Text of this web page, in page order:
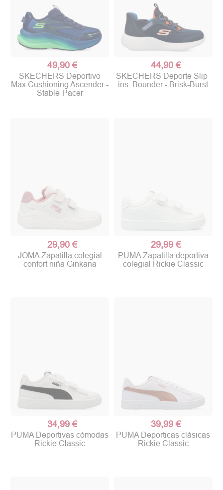
49,90 €
SKECHERS Deportivo
Max Cushioning Ascender -
Stable-Pacer
44,90 €
SKECHERS Deporte Slip-
ins: Bounder - Brisk-Burst
29,90 €
JOMA Zapatilla colegial
confort niña Ginkana
29,99 €
PUMA Zapatilla deportiva
colegial Rickie Classic
34,99 €
PUMA Deportivas cómodas
Rickie Classic
39,99 €
PUMA Deporticas clásicas
Rickie Classic